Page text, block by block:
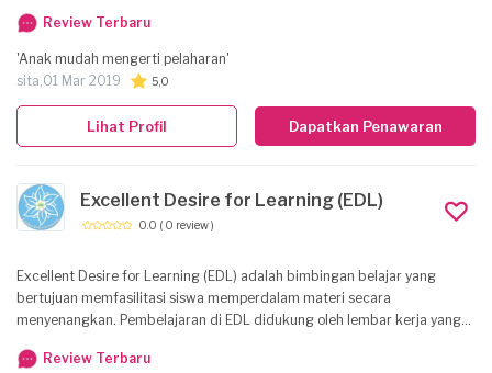
Review Terbaru
'Anak mudah mengerti pelaharan'
sita,01 Mar 2019 5,0
Dapatkan Penawaran
Lihat Profil
Excellent Desire for Learning (EDL)
0.0 ( 0 review )
Excellent Desire for Learning (EDL) adalah bimbingan belajar yang
bertujuan memfasilitasi siswa memperdalam materi secara
menyenangkan. Pembelajaran di EDL didukung oleh lembar kerja yang
dikemas secara konstektual. EDL didukung oleh tenaga pengajar yang
Review Terbaru